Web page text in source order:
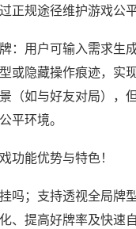
正规途径维护游戏公平
：用户可输入需求生
或隐藏操作痕迹，实
（如与好友对局），
平环境。
功能优势与特色！
吗；支持透视全局牌
、提高好牌率及快速